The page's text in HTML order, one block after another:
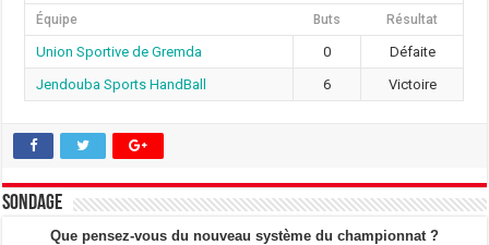
Équipe Buts Résultat
Union Sportive de Gremda 0
Défaite
Jendouba Sports HandBall
6 Victoire
Sondage
Que pensez-vous du nouveau système du championnat ?